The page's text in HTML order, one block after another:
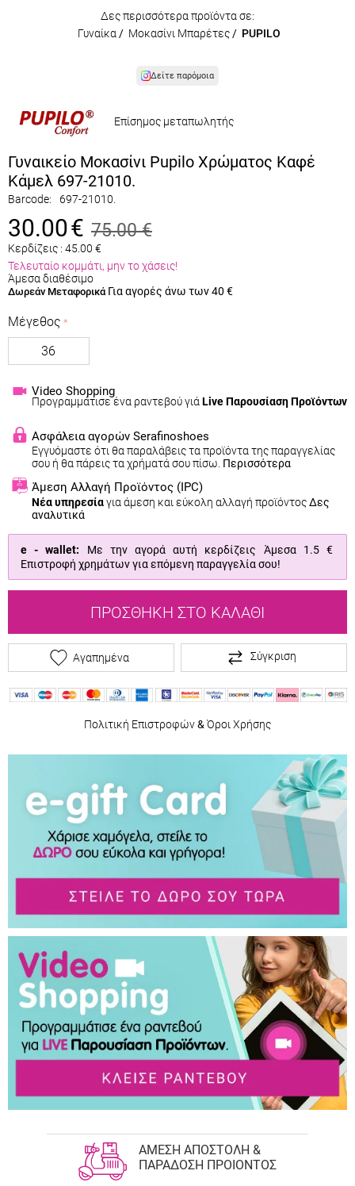
Δες περισσότερα προϊόντα σε:
Γυναίκα / Μοκασίνι Μπαρέτες/ PUPILO
Δείτε παρόμοια
Επίσημος μεταπωλητής
Γυναικείο Μοκασίνι Pupilo Χρώματος Καφέ
Κάμελ 697-21010.
Barcode: 697-21010.
30.00€ 75.00 €
Κερδίζεις : 45.00 €
Τελευταίο κομμάτι, μην το χάσεις!
Άμεσα διαθέσιμο
Δωρεάν Μεταφορικά Για αγορές άνω των 40 €
Μέγεθος
36
Video Shopping
Προγραμμάτισε ένα ραντεβού γιά Live Παρουσίαση Προϊόντων
Ασφάλεια αγορών Serafinoshoes
Εγγυόμαστε ότι θα παραλάβεις τα προϊόντα της παραγγελίας
σου ή θα πάρεις τα χρήματά σου πίσω. Περισσότερα
Άμεση Αλλαγή Προϊόντος (IPC)
Νέα υπηρεσίαγια άμεση και εύκολη αλλαγή προϊόντοςΔες
αναλυτικά
e - wallet: Με την αγορά αυτή κερδίζεις Άμεσα 1.5 €
Επιστροφή χρημάτων για επόμενη παραγγελία σου!
ΠΡΟΣΘΉΚΗ ΣΤΟ ΚΑΛΆΘΙ
Αγαπημένα Σύγκριση
Πολιτική Επιστροφών&Όροι Χρήσης
ΑΜΕΣΗ ΑΠΟΣΤΟΛΗ &
ΠΑΡΑΔΟΣΗ ΠΡΟΙΟΝΤΟΣ